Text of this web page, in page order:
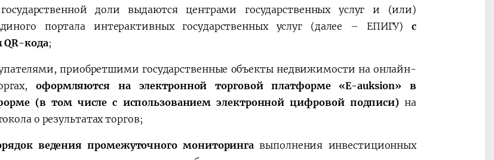
доли выдаются центрами государственных услуг и (или)
портала интерактивных государственных услуг (далее – ЕПИГУ)с
QR-кода;
приобретшими государственные объекты недвижимости на онлайн-
оформляются на электронной торговой платформе «E-auksion» в
(в том числе с использованием электронной цифровой подписи)на
о результатах торгов;
ведения промежуточного мониторинга выполнения инвестиционных